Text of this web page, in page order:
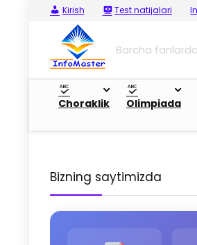
Kirish Test natijalari
Barcha
Choraklik Olimpiada
Bizning saytimizda